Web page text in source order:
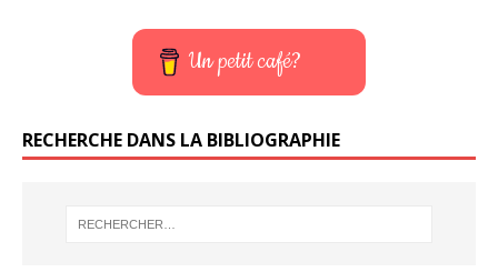
Un petit café?
RECHERCHE DANS LA BIBLIOGRAPHIE